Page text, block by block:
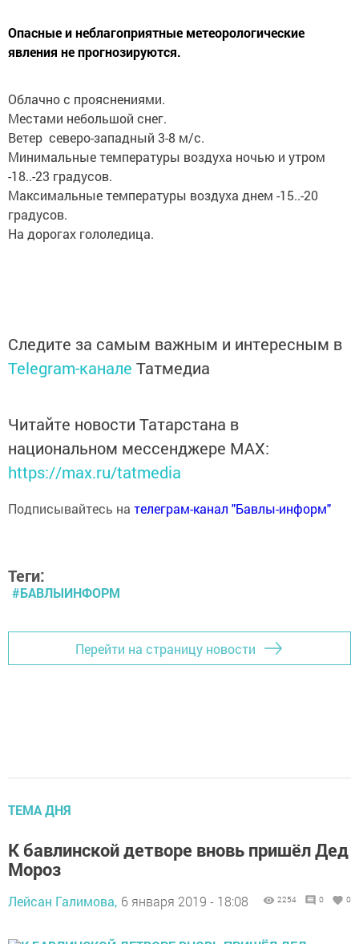
Опасные и неблагоприятные метеорологические
явления не прогнозируются.
Облачно с прояснениями.
Местами небольшой снег.
Ветер северо-западный 3-8 м/с.
Минимальные температуры воздуха ночью и утром
-18..-23 градусов.
Максимальные температуры воздуха днем -15..-20
градусов.
На дорогах гололедица.
Следите за самым важным и интересным в
Telegram-канале Татмедиа
Читайте новости Татарстана в
национальном мессенджере MАХ:
https://max.ru/tatmedia
Подписывайтесь на телеграм-канал "Бавлы-информ"
Теги:
#БАВЛЫИНФОРМ
Перейти на страницу новости
ТЕМА ДНЯ
К бавлинской детворе вновь пришёл Дед
Мороз
Лейсан Галимова, 6 января 2019 - 18:08 2254 0 0